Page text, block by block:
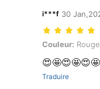
i***f 30
Couleur: Rouge
Couleur:
Traduire